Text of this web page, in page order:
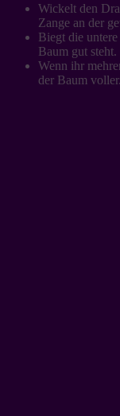
Wickelt den
Zange an der
Biegt die
Baum gut steht.
Wenn ihr
der Baum voller.